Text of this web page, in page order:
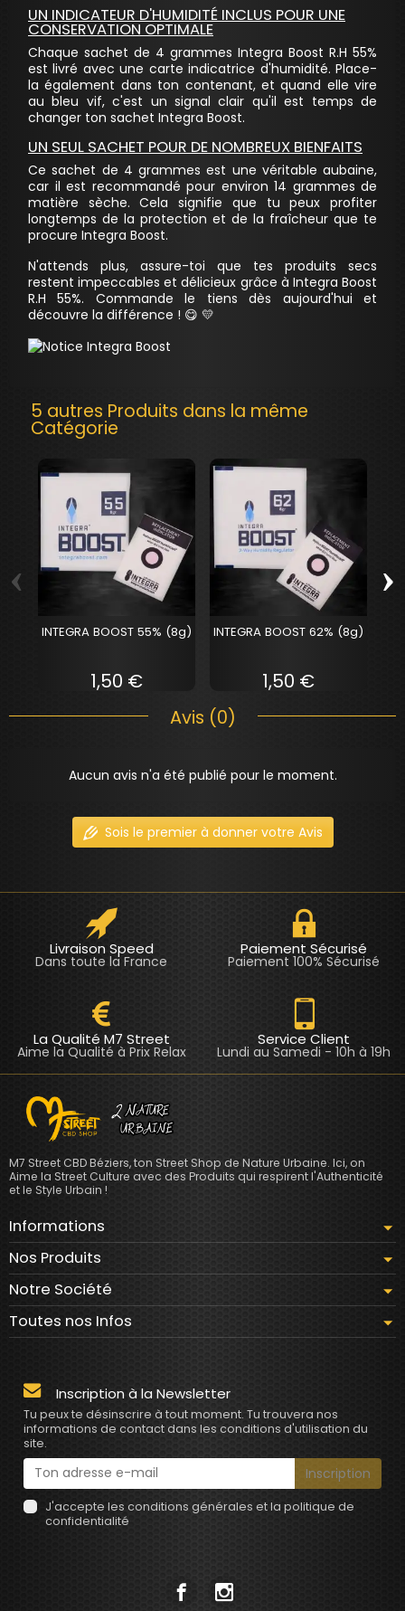
UN INDICATEUR D'HUMIDITÉ INCLUS POUR UNE
CONSERVATION OPTIMALE
Chaque sachet de 4 grammes Integra Boost R.H 55%
est livré avec une carte indicatrice d'humidité. Place-
la également dans ton contenant, et quand elle vire
au bleu vif, c'est un signal clair qu'il est temps de
changer ton sachet Integra Boost.
UN SEUL SACHET POUR DE NOMBREUX BIENFAITS
Ce sachet de 4 grammes est une véritable aubaine,
car il est recommandé pour environ 14 grammes de
matière sèche. Cela signifie que tu peux profiter
longtemps de la protection et de la fraîcheur que te
procure Integra Boost.
N'attends plus, assure-toi que tes produits secs
restent impeccables et délicieux grâce à Integra Boost
R.H 55%. Commande le tiens dès aujourd'hui et
découvre la différence ! 😋 💛
5 autres Produits dans la même
Catégorie
INTEGRA BOOST 55% (8g)
1,50 €
INTEGRA BOOST 62% (8g)
1,50 €
‹ ›
Avis (0)
Aucun avis n'a été publié pour le moment.
Sois le premier à donner votre Avis
Livraison Speed
Dans toute la France
Paiement Sécurisé
Paiement 100% Sécurisé
La Qualité M7 Street
Aime la Qualité à Prix Relax
Service Client
Lundi au Samedi - 10h à 19h
M7 Street CBD Béziers, ton Street Shop de Nature Urbaine. Ici, on
Aime la Street Culture avec des Produits qui respirent l'Authenticité
et le Style Urbain !
Informations
Nos Produits
Notre Société
Toutes nos Infos
Inscription à la Newsletter
Tu peux te désinscrire à tout moment. Tu trouvera nos
informations de contact dans les conditions d'utilisation du
site.
J'accepte les conditions générales et la politique de
confidentialité